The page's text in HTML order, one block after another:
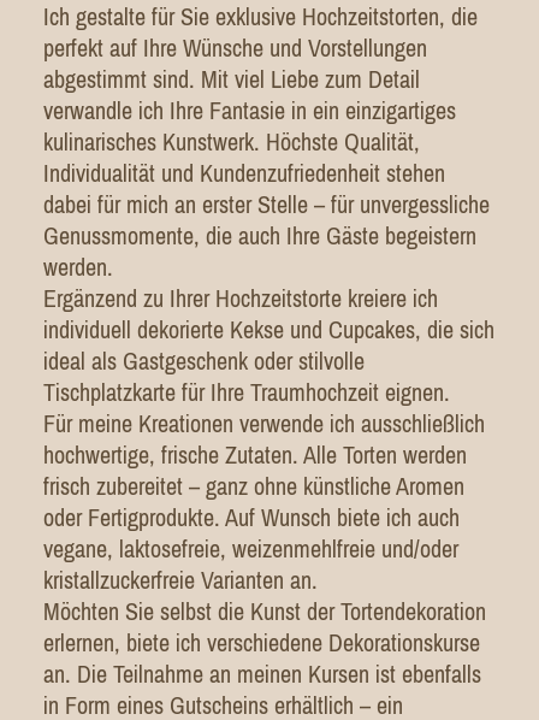
Ich gestalte für Sie exklusive Hochzeitstorten, die
perfekt auf Ihre Wünsche und Vorstellungen
abgestimmt sind. Mit viel Liebe zum Detail
verwandle ich Ihre Fantasie in ein einzigartiges
kulinarisches Kunstwerk. Höchste Qualität,
Individualität und Kundenzufriedenheit stehen
dabei für mich an erster Stelle – für unvergessliche
Genussmomente, die auch Ihre Gäste begeistern
werden.
Ergänzend zu Ihrer Hochzeitstorte kreiere ich
individuell dekorierte Kekse und Cupcakes, die sich
ideal als Gastgeschenk oder stilvolle
Tischplatzkarte für Ihre Traumhochzeit eignen.
Für meine Kreationen verwende ich ausschließlich
hochwertige, frische Zutaten. Alle Torten werden
frisch zubereitet – ganz ohne künstliche Aromen
oder Fertigprodukte. Auf Wunsch biete ich auch
vegane, laktosefreie, weizenmehlfreie und/oder
kristallzuckerfreie Varianten an.
Möchten Sie selbst die Kunst der Tortendekoration
erlernen, biete ich verschiedene Dekorationskurse
an. Die Teilnahme an meinen Kursen ist ebenfalls
in Form eines Gutscheins erhältlich – ein